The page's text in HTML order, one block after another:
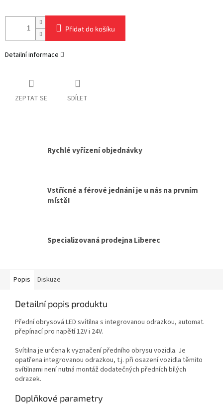
Přidat do košíku
Detailní informace
ZEPTAT SE SDÍLET
Rychlé vyřízení objednávky
Vstřícné a férové jednání je u nás na prvním
místě!
Specializovaná prodejna Liberec
Popis Diskuze
Detailní popis produktu
Přední obrysová LED svítilna s integrovanou odrazkou, automat.
přepínací pro napětí 12V i 24V.
Svítilna je určena k vyznačení předního obrysu vozidla. Je
opatřena integrovanou odrazkou, t.j. při osazení vozidla těmito
svítilnami není nutná montáž dodatečných předních bílých
odrazek.
Doplňkové parametry